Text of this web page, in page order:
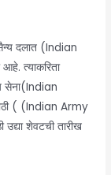
दलात (Indian
त्याकरिता
सेना(Indian
( (Indian Army
शेवटची तारीख